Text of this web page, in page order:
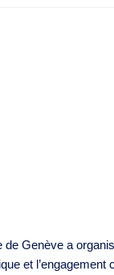
Genève a
et